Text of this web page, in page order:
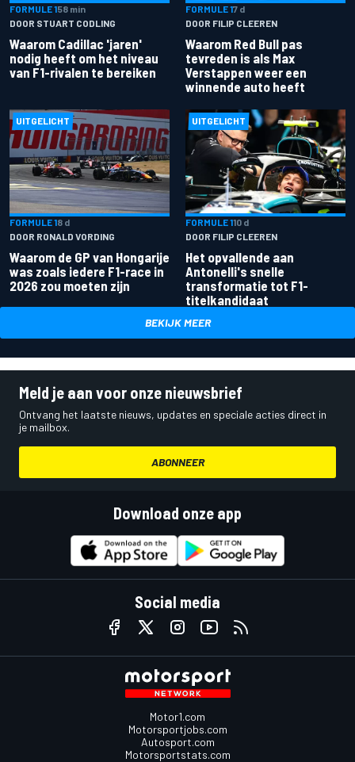
FORMULE 158 min
DOOR STUART CODLING
Waarom Cadillac 'jaren'
nodig heeft om het niveau
van F1-rivalen te bereiken
FORMULE 17 d
DOOR FILIP CLEEREN
Waarom Red Bull pas
tevreden is als Max
Verstappen weer een
winnende auto heeft
UITGELICHT
FORMULE 18 d
DOOR RONALD VORDING
Waarom de GP van Hongarije
was zoals iedere F1-race in
2026 zou moeten zijn
UITGELICHT
FORMULE 110 d
DOOR FILIP CLEEREN
Het opvallende aan
Antonelli's snelle
transformatie tot F1-
titelkandidaat
BEKIJK MEER
Meld je aan voor onze nieuwsbrief
Ontvang het laatste nieuws, updates en speciale acties direct in
je mailbox.
ABONNEER
Download onze app
Social media
Motor1.com
Motorsportjobs.com
Autosport.com
Motorsportstats.com